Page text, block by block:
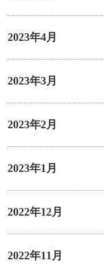
2023年4月
2023年3月
2023年2月
2023年1月
2022年12月
2022年11月